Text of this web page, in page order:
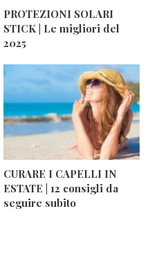
PROTEZIONI SOLARI
STICK | Le migliori del
2025
CURARE I CAPELLI IN
ESTATE | 12 consigli da
seguire subito